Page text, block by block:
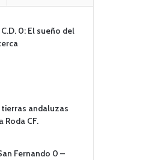
0: El sueño del
andaluzas
Roda CF.
Fernando 0 –